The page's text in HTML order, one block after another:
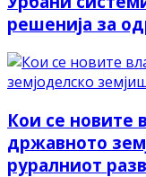
решенија за
Кои се новите
државното
руралниот